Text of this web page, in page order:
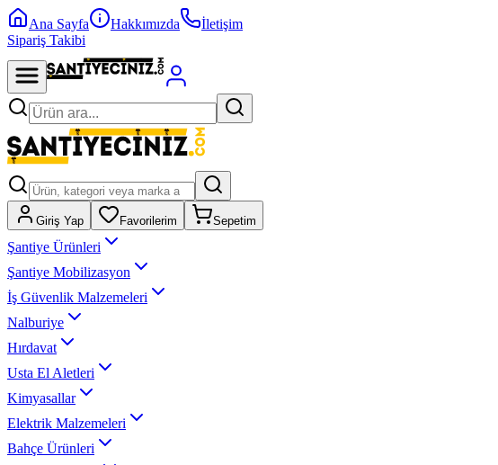
Ana Sayfa Hakkımızda
İletişim
Sipariş Takibi
Giriş Yap Favorilerim Sepetim
Şantiye Ürünleri
Şantiye Mobilizasyon
İş Güvenlik Malzemeleri
Nalburiye
Hırdavat
Usta El Aletleri
Kimyasallar
Elektrik Malzemeleri
Bahçe Ürünleri